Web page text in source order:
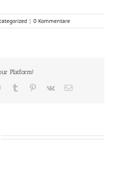
| 0 Kommentare
Platform!
WhatsApp
Tumblr Pinterest
Vk
E-